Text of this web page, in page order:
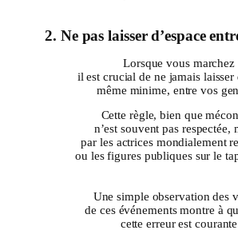
2. Ne pas laisser d’espace
Lorsque vous marchez
il est crucial de ne jamais laisser
même minime, entre vos
Cette règle, bien que
n’est souvent pas respectée,
par les actrices mondialement
ou les figures publiques sur le
Une simple observation des
de ces événements montre à
cette erreur est